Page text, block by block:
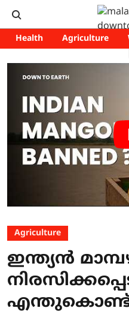
Health Agriculture
Agriculture
ഇന്ത്യൻ